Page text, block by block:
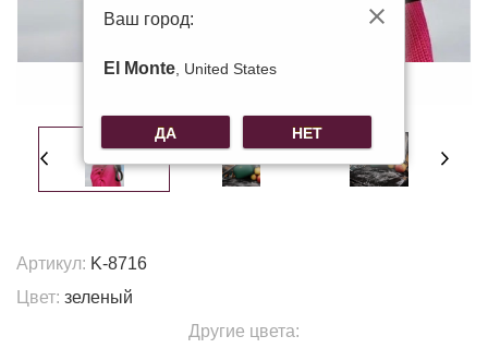
Артикул: K-8716
Цвет: зеленый
Другие цвета:
Ваш город:
El Monte , United States
ДА НЕТ